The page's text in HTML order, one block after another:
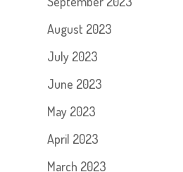
August 2023
July 2023
June 2023
May 2023
April 2023
March 2023